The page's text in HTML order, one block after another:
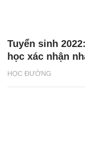
HỌC ĐƯỜNG
Tuyển sinh
học xác nhận